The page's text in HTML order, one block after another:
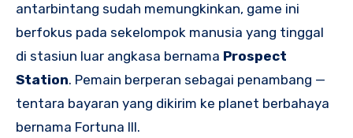
antarbintang sudah memungkinkan, game ini
berfokus pada sekelompok manusia yang tinggal
di stasiun luar angkasa bernama Prospect
Station. Pemain berperan sebagai penambang —
tentara bayaran yang dikirim ke planet berbahaya
bernama Fortuna III.